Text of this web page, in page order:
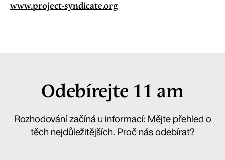
www.project-syndicate.org
Odebírejte 11 am
Rozhodování začíná u informací: Mějte přehled o
těch nejdůležitějších. Proč nás odebírat?